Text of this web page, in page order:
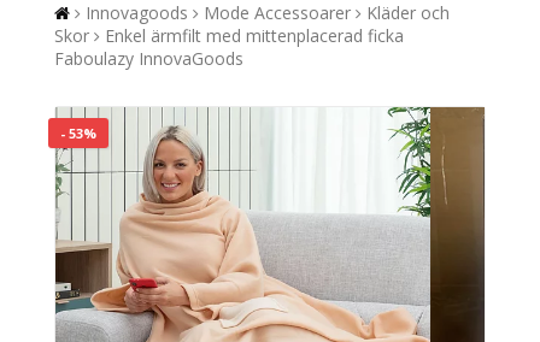
Innovagoods Mode Accessoarer
Kläder och
Skor
Enkel ärmfilt med mittenplacerad ficka
Faboulazy InnovaGoods
- 53%